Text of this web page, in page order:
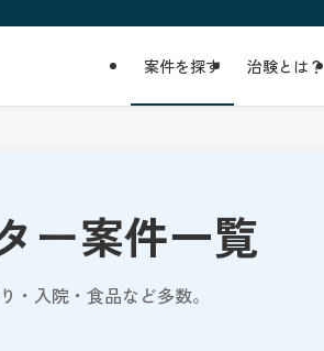
案件を探す 治験とは？
ー案件一覧
・入院・食品など多数。